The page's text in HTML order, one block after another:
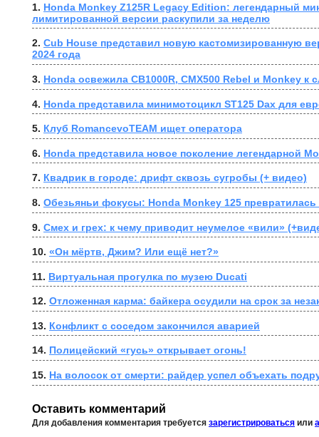
1. Honda Monkey Z125R Legacy Edition: легендарный
лимитированной версии раскупили за неделю
2. Cub House представил новую кастомизированную
2024 года
3. Honda освежила CB1000R, CMX500 Rebel и Monkey к
4. Honda представила минимотоцикл ST125 Dax для
5. Клуб RomancevoTEAM ищет оператора
6. Honda представила новое поколение легендарной
7. Квадрик в городе: дрифт сквозь сугробы (+ видео)
8. Обезьяньи фокусы: Honda Monkey 125
9. Смех и грех: к чему приводит неумелое «вили»
10. «Он мёртв, Джим? Или ещё нет?»
11. Виртуальная прогулка по музею Ducati
12. Отложенная карма: байкера осудили на срок за
13. Конфликт с соседом закончился аварией
14. Полицейский «гусь» открывает огонь!
15. На волосок от смерти: райдер успел объехать
Оставить комментарий
Для добавления комментария требуется зарегистрироваться или